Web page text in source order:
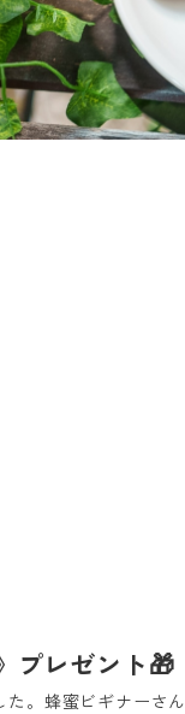
プレゼント🎁
。蜂蜜ビギナーさん